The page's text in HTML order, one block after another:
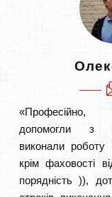
«Професійно,
допомогли з
виконали роботу
крім фаховості
порядність )),